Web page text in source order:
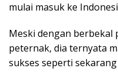
mulai masuk ke
Meski dengan berbekal
peternak, dia ternyata
sukses seperti sekarang